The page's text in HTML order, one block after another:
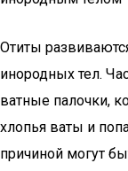
Отиты
инородных тел.
ватные палочки,
хлопья ваты и
причиной могут